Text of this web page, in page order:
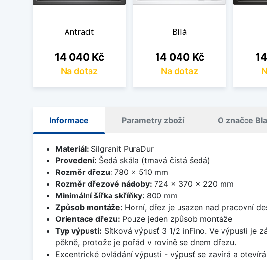
Antracit
Cena
14 040 Kč
Na dotaz
Bílá
Cena
14 040 Kč
Na dotaz
Informace Parametry zboží O značce
Materiál: Silgranit PuraDur
Provedení: Šedá skála (tmavá čistá šedá)
Rozměr dřezu: 780 x 510 mm
Rozměr dřezové nádoby: 724 x 370 x 220 mm
Minimální šířka skříňky: 800 mm
Způsob montáže: Horní, dřez je usazen nad pracovní
Orientace dřezu: Pouze jeden způsob montáže
Typ výpusti: Sítková výpusť 3 1/2 inFino. Ve výpusti je
pěkně, protože je pořád v rovině se dnem dřezu.
Excentrické ovládání výpusti - výpusť se zavírá a